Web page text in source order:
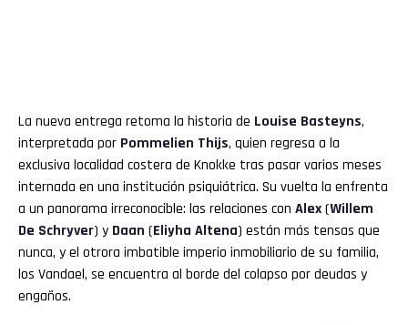
La nueva entrega retoma la historia de Louise Basteyns,
interpretada por Pommelien Thijs, quien regresa a la
exclusiva localidad costera de Knokke tras pasar varios meses
internada en una institución psiquiátrica. Su vuelta la enfrenta
a un panorama irreconocible: las relaciones con Alex(Willem
De Schryver) y Daan (Eliyha Altena) están más tensas que
nunca, y el otrora imbatible imperio inmobiliario de su familia,
los Vandael, se encuentra al borde del colapso por deudas y
engaños.